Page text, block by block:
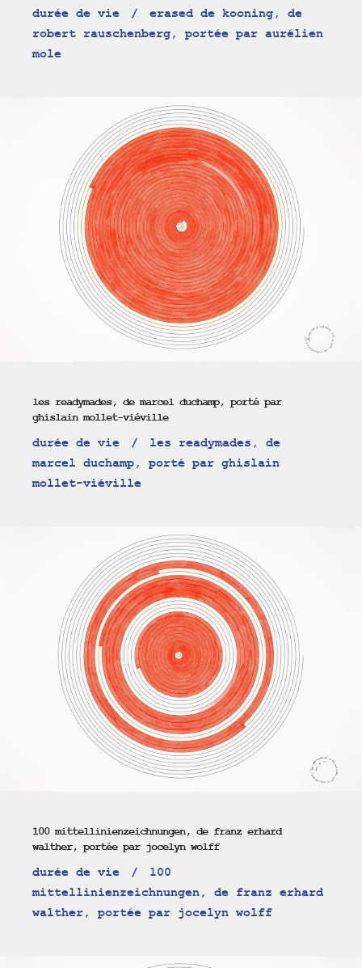
durée de vie
erased de kooning, de
robert rauschenberg, portée par aurélien
mole
les readymades, de marcel duchamp, porté par
ghislain mollet-viéville
durée de vie
les readymades, de
marcel duchamp, porté par ghislain
mollet-viéville
100 mittellinienzeichnungen, de franz erhard
walther, portée par jocelyn wolff
durée de vie
100
mittellinienzeichnungen, de franz erhard
walther, portée par jocelyn wolff